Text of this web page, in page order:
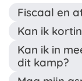
Fiscaal en
Dit kamp wordt
deelname. Ook
gedurende het
Kan ik
Gezinskorting:
hetzelfde
Kan ik in
dit kamp?